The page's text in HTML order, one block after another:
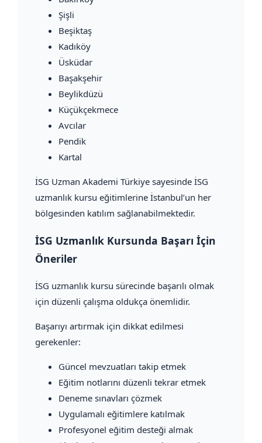
Şişli
Beşiktaş
Kadıköy
Üsküdar
Başakşehir
Beylikdüzü
Küçükçekmece
Avcılar
Pendik
Kartal
İSG Uzman Akademi Türkiye sayesinde İSG
uzmanlık kursu eğitimlerine İstanbul’un her
bölgesinden katılım sağlanabilmektedir.
İSG Uzmanlık Kursunda Başarı İçin
Öneriler
İSG uzmanlık kursu sürecinde başarılı olmak
için düzenli çalışma oldukça önemlidir.
Başarıyı artırmak için dikkat edilmesi
gerekenler:
Güncel mevzuatları takip etmek
Eğitim notlarını düzenli tekrar etmek
Deneme sınavları çözmek
Uygulamalı eğitimlere katılmak
Profesyonel eğitim desteği almak